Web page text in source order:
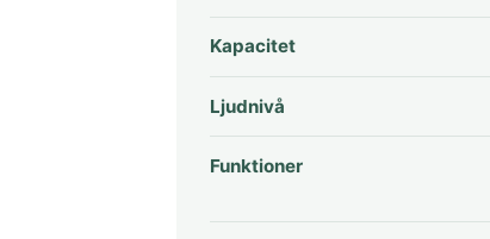
Kapacitet
Ljudnivå
Funktioner